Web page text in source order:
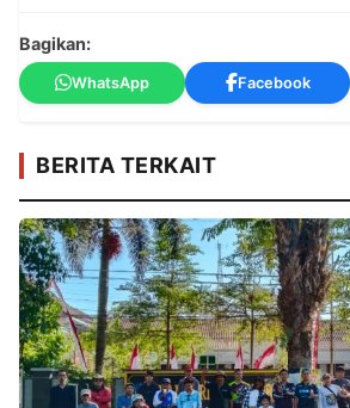
Bagikan:
WhatsApp Facebook
BERITA TERKAIT